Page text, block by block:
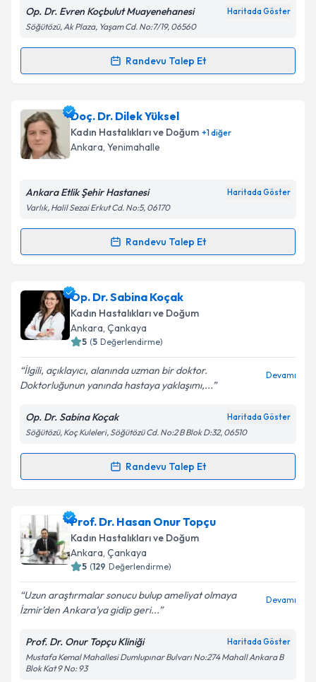
Kişisel verilerimin işlenmesine ilişkin
Aydınlatma
Metni'ni okudum ve kişisel verilerimin belirtilen
kapsamda işlenmesini kabul ediyorum.
Op. Dr. Evren Koçbulut Muayenehanesi Haritada Göster
Söğütözü, Ak Plaza, Yaşam Cd. No:7/19, 06560
Randevu Talep Et
Randevu Takvimi Talebi
Op. Dr. Evren Koçbulutiçin randevu takvimi talebi
oluşturun. Size bu uzmandan randevu almanız için bir
takvim hazırlandığında e-posta ile bilgilendireceğiz.
Kişisel verilerimin işlenmesine ilişkin
Metni'ni okudum ve kişisel verilerimin belirtilen
Takvim Talebini Gönder
Doç. Dr. Dilek Yüksel
Kadın Hastalıkları ve Doğum +1diğer
Ankara, Yenimahalle
Ankara Etlik Şehir Hastanesi Haritada Göster
Varlık, Halil Sezai Erkut Cd. No:5, 06170
Randevu Talep Et
Randevu Takvimi Talebi
Doç. Dr. Dilek Yüksel için randevu takvimi talebi
oluşturun. Size bu uzmandan randevu almanız için bir
takvim hazırlandığında e-posta ile bilgilendireceğiz.
Kişisel verilerimin işlenmesine ilişkin
Aydınlatma
Metni'ni okudum ve kişisel verilerimin belirtilen
kapsamda işlenmesini kabul ediyorum.
Op. Dr. Sabina Koçak
Kadın Hastalıkları ve Doğum
Ankara, Çankaya
5 (5 Değerlendirme)
İlgili, açıklayıcı, alanında uzman bir doktor.
Doktorluğunun yanında hastaya yaklaşımı,...
Devamı
Op. Dr. Sabina Koçak Haritada Göster
Söğütözü, Koç Kuleleri, Söğütözü Cd. No:2 B Blok D:32, 06510
Randevu Talep Et
Randevu Takvimi Talebi
Op. Dr. Sabina Koçak için randevu takvimi talebi
oluşturun. Size bu uzmandan randevu almanız için bir
takvim hazırlandığında e-posta ile bilgilendireceğiz.
Kişisel verilerimin işlenmesine ilişkin
Aydınlatma
Metni'ni okudum ve kişisel verilerimin belirtilen
kapsamda işlenmesini kabul ediyorum.
Prof. Dr. Hasan Onur Topçu
Kadın Hastalıkları ve Doğum
Ankara, Çankaya
5 (129 Değerlendirme)
Uzun araştırmalar sonucu bulup ameliyat olmaya
İzmir’den Ankara’ya gidip geri...
Devamı
Prof. Dr. Onur Topçu Kliniği Haritada Göster
Mustafa Kemal Mahallesi Dumlupınar Bulvarı No:274 Mahall Ankara B
Blok Kat 9 No: 93